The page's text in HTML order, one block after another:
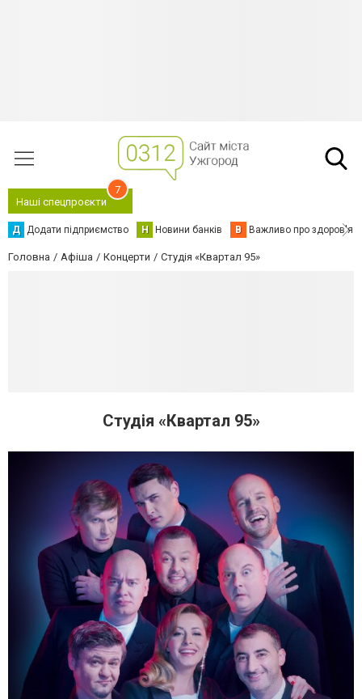
Наші спецпроєкти
7
Д Додати підприємство Н Новини банків В Важливо про здоров'я
Головна Афіша Концерти Студія «Квартал 95»
Студія «Квартал 95»